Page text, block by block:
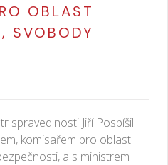
OBLAST
SVOBODY
spravedlnosti Jiří Pospíšil
komisařem pro oblast
a s ministrem